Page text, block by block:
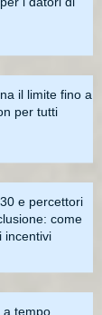
il limite fino a
per tutti
e percettori
come
incentivi
a tempo